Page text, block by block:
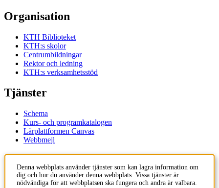
Organisation
KTH Biblioteket
KTH:s skolor
Centrumbildningar
Rektor och ledning
KTH:s verksamhetsstöd
Tjänster
Schema
Kurs- och programkatalogen
Lärplattformen Canvas
Webbmejl
KTH
Denna webbplats använder tjänster som kan lagra information om
dig och hur du använder denna webbplats. Vissa tjänster är
nödvändiga för att webbplatsen ska fungera och andra är valbara.